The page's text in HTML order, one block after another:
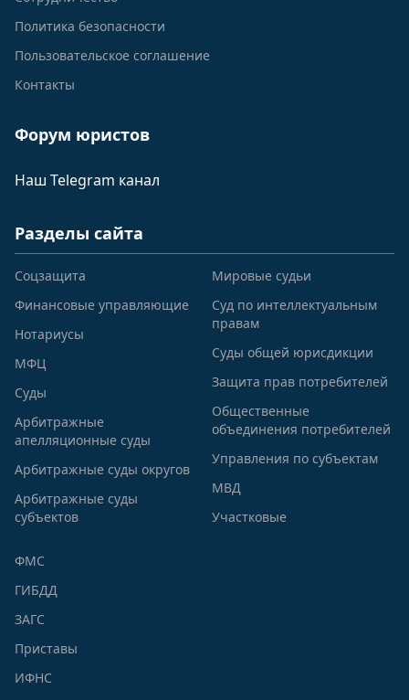
Политика безопасности
Пользовательское соглашение
Контакты
Форум юристов
Наш Telegram канал
Разделы сайта
Соцзащита
Финансовые управляющие
Нотариусы
МФЦ
Суды
Арбитражные
апелляционные суды
Арбитражные суды округов
Арбитражные суды
субъектов
Мировые судьи
Суд по интеллектуальным
правам
Суды общей юрисдикции
Защита прав потребителей
Общественные
объединения потребителей
Управления по субъектам
МВД
Участковые
ФМС
ГИБДД
ЗАГС
Приставы
ИФНС